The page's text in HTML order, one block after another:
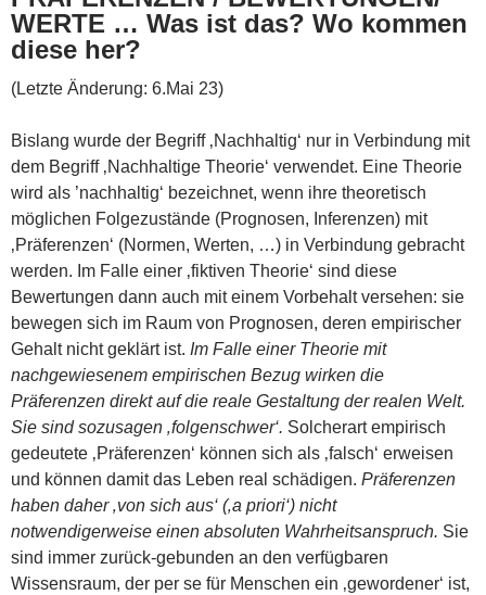
WERTE … Was ist das? Wo kommen
diese her?
(Letzte Änderung: 6.Mai 23)
Bislang wurde der Begriff ‚Nachhaltig‘ nur in Verbindung mit
dem Begriff ‚Nachhaltige Theorie‘ verwendet. Eine Theorie
wird als ’nachhaltig‘ bezeichnet, wenn ihre theoretisch
möglichen Folgezustände (Prognosen, Inferenzen) mit
‚Präferenzen‘ (Normen, Werten, …) in Verbindung gebracht
werden. Im Falle einer ‚fiktiven Theorie‘ sind diese
Bewertungen dann auch mit einem Vorbehalt versehen: sie
bewegen sich im Raum von Prognosen, deren empirischer
Gehalt nicht geklärt ist. Im Falle einer Theorie mit
nachgewiesenem empirischen Bezug wirken die
Präferenzen direkt auf die reale Gestaltung der realen Welt.
Sie sind sozusagen ‚folgenschwer‘. Solcherart empirisch
gedeutete ‚Präferenzen‘ können sich als ‚falsch‘ erweisen
und können damit das Leben real schädigen. Präferenzen
haben daher ‚von sich aus‘ (‚a priori‘) nicht
notwendigerweise einen absoluten Wahrheitsanspruch. Sie
sind immer zurück-gebunden an den verfügbaren
Wissensraum, der per se für Menschen ein ‚gewordener‘ ist,